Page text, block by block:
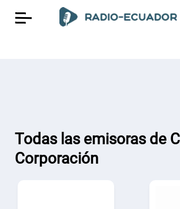
Todas las emisoras de
Corporación